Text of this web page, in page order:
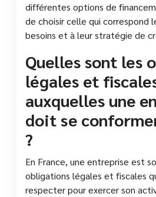
différentes options de
de choisir celle qui correspond
besoins et à leur stratégie de
Quelles sont les
légales et
auxquelles une
doit se
?
En France, une entreprise est
obligations légales et fiscales
respecter pour exercer son